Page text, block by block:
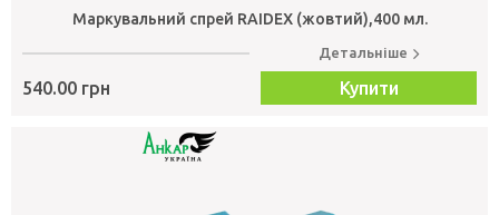
Маркувальний спрей RAIDEX (жовтий),400 мл.
540.00 грн
Детальніше
Купити